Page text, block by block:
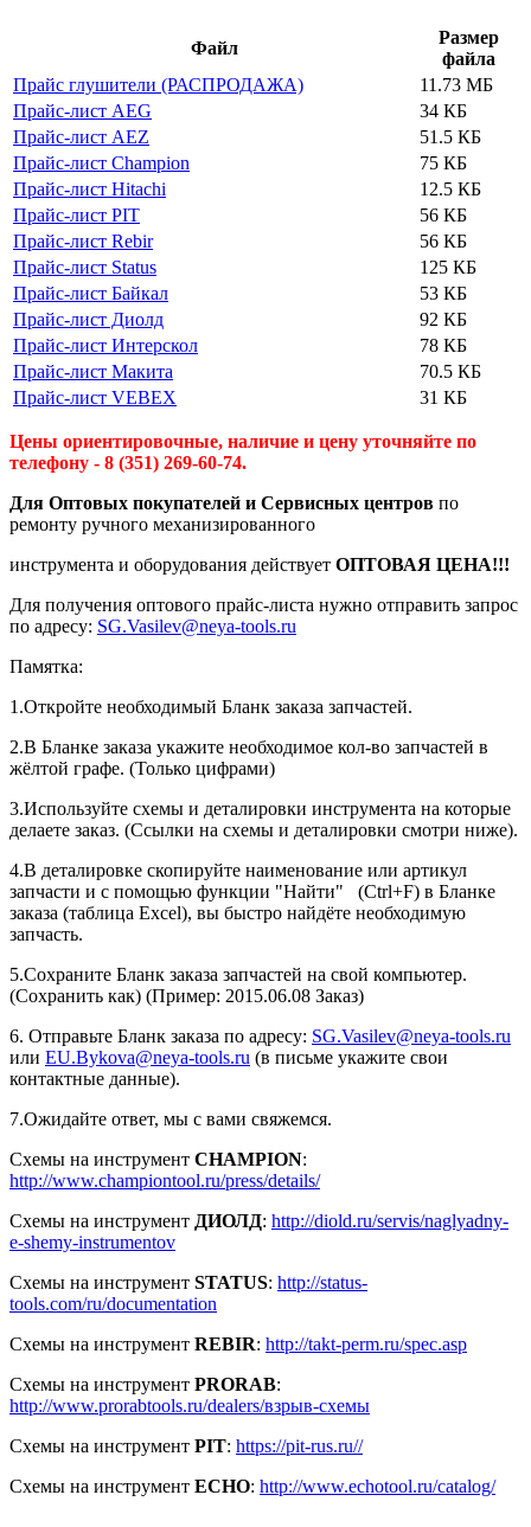
Файл
Размер
файла
Прайс глушители (РАСПРОДАЖА)
11.73 МБ
Прайс-лист AEG
34 КБ
Прайс-лист AEZ
51.5 КБ
Прайс-лист Champion
75 КБ
Прайс-лист Hitachi
12.5 КБ
Прайс-лист PIT
56 КБ
Прайс-лист Rebir
56 КБ
Прайс-лист Status
125 КБ
Прайс-лист Байкал
53 КБ
Прайс-лист Диолд
92 КБ
Прайс-лист Интерскол
78 КБ
Прайс-лист Макита
70.5 КБ
Прайс-лист VEBEX
31 КБ
Цены ориентировочные, наличие и цену уточняйте по
телефону - 8 (351) 269-60-74.
Для Оптовых покупателей и Сервисных центров по
ремонту ручного механизированного
инструмента и оборудования действует ОПТОВАЯ ЦЕНА!!!
Для получения оптового прайс-листа нужно отправить запрос
по адресу: SG.Vasilev@neya-tools.ru
Памятка:
1.Откройте необходимый Бланк заказа запчастей.
2.В Бланке заказа укажите необходимое кол-во запчастей в
жёлтой графе. (Только цифрами)
3.Используйте схемы и деталировки инструмента на которые
делаете заказ. (Ссылки на схемы и деталировки смотри ниже).
4.В деталировке скопируйте наименование или артикул
запчасти и с помощью функции "Найти" (Ctrl+F) в Бланке
заказа (таблица Excel), вы быстро найдёте необходимую
запчасть.
5.Сохраните Бланк заказа запчастей на свой компьютер.
(Сохранить как) (Пример: 2015.06.08 Заказ)
6. Отправьте Бланк заказа по адресу: SG.Vasilev@neya-tools.ru
или EU.Bykova@neya-tools.ru (в письме укажите свои
контактные данные).
7.Ожидайте ответ, мы с вами свяжемся.
Схемы на инструмент CHAMPION:
http://www.championtool.ru/press/details/
Схемы на инструмент ДИОЛД: http://diold.ru/servis/naglyadny-
e-shemy-instrumentov
Схемы на инструмент STATUS: http://status-
tools.com/ru/documentation
Схемы на инструмент REBIR: http://takt-perm.ru/spec.asp
Схемы на инструмент PRORAB:
http://www.prorabtools.ru/dealers/взрыв-схемы
Схемы на инструмент PIT: https://pit-rus.ru//
Схемы на инструмент ECHO: http://www.echotool.ru/catalog/